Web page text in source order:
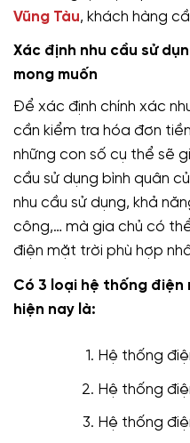
Vũng Tàu, khách hàng
Xác định nhu cầu sử
mong muốn
Để xác định chính xác
cần kiểm tra hóa đơn
những con số cụ thể sẽ
cầu sử dụng bình quân
nhu cầu sử dụng, khả
công,… mà gia chủ có
điện mặt trời phù hợp
Có 3 loại hệ thống
hiện nay là:
Hệ thống
Hệ thống
Hệ thống